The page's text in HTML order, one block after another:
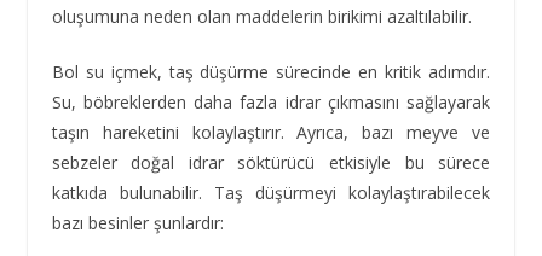
oluşumuna neden olan maddelerin birikimi azaltılabilir.
Bol su içmek, taş düşürme sürecinde en kritik adımdır.
Su, böbreklerden daha fazla idrar çıkmasını sağlayarak
taşın hareketini kolaylaştırır. Ayrıca, bazı meyve ve
sebzeler doğal idrar söktürücü etkisiyle bu sürece
katkıda bulunabilir. Taş düşürmeyi kolaylaştırabilecek
bazı besinler şunlardır: